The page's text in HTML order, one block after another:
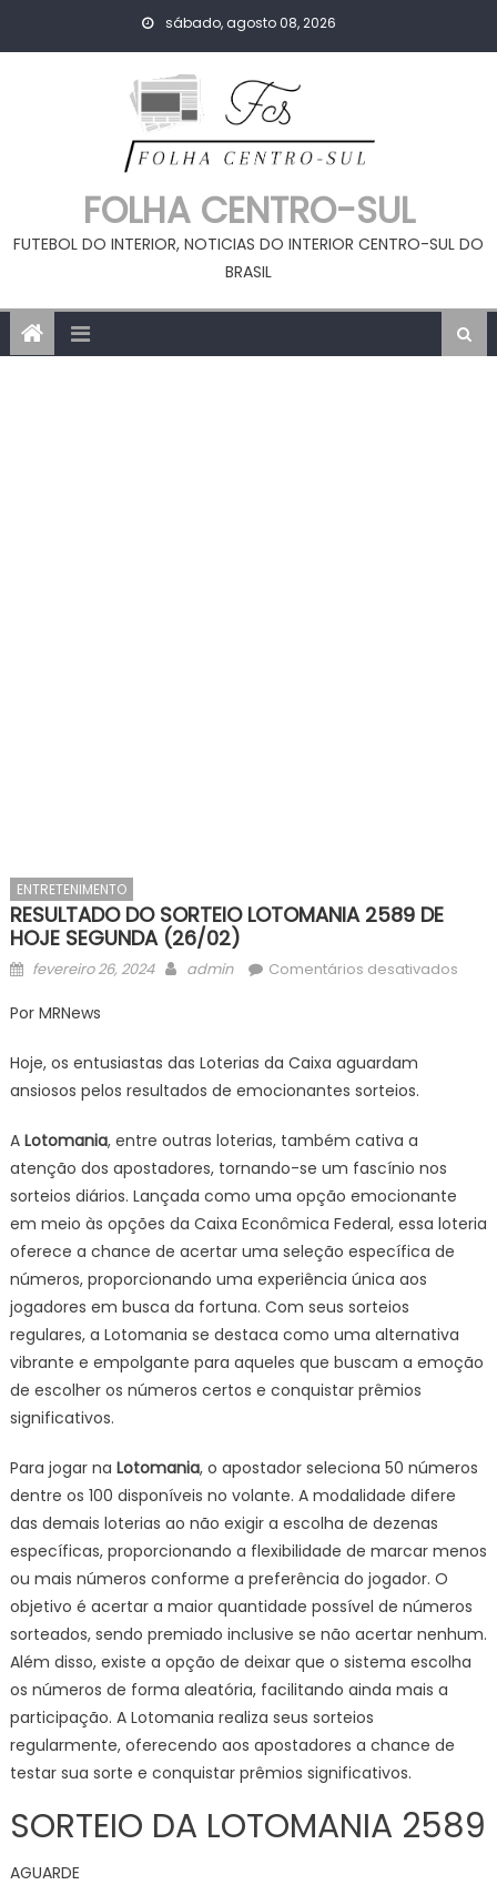
sábado, agosto 08, 2026
FOLHA CENTRO-SUL
FUTEBOL DO INTERIOR, NOTICIAS DO INTERIOR CENTRO-SUL DO
BRASIL
ENTRETENIMENTO
RESULTADO DO SORTEIO LOTOMANIA 2589 DE
HOJE SEGUNDA (26/02)
Posted
fevereiro 26, 2024 Author
admin Comentários desativadosem
Por MRNews
Hoje, os entusiastas das Loterias da Caixa aguardam
ansiosos pelos resultados de emocionantes sorteios.
A Lotomania, entre outras loterias, também cativa a
atenção dos apostadores, tornando-se um fascínio nos
sorteios diários. Lançada como uma opção emocionante
em meio às opções da Caixa Econômica Federal, essa loteria
oferece a chance de acertar uma seleção específica de
números, proporcionando uma experiência única aos
jogadores em busca da fortuna. Com seus sorteios
regulares, a Lotomania se destaca como uma alternativa
vibrante e empolgante para aqueles que buscam a emoção
de escolher os números certos e conquistar prêmios
significativos.
Para jogar na Lotomania, o apostador seleciona 50 números
dentre os 100 disponíveis no volante. A modalidade difere
das demais loterias ao não exigir a escolha de dezenas
específicas, proporcionando a flexibilidade de marcar menos
ou mais números conforme a preferência do jogador. O
objetivo é acertar a maior quantidade possível de números
sorteados, sendo premiado inclusive se não acertar nenhum.
Além disso, existe a opção de deixar que o sistema escolha
os números de forma aleatória, facilitando ainda mais a
participação. A Lotomania realiza seus sorteios
regularmente, oferecendo aos apostadores a chance de
testar sua sorte e conquistar prêmios significativos.
SORTEIO DA LOTOMANIA 2589
AGUARDE